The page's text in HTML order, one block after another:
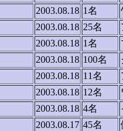
2003.08.18 1名
2003.08.18 25名
2003.08.18 1名
2003.08.18 100名
2003.08.18 11名
2003.08.18 12名
2003.08.18 4名
2003.08.17 45名